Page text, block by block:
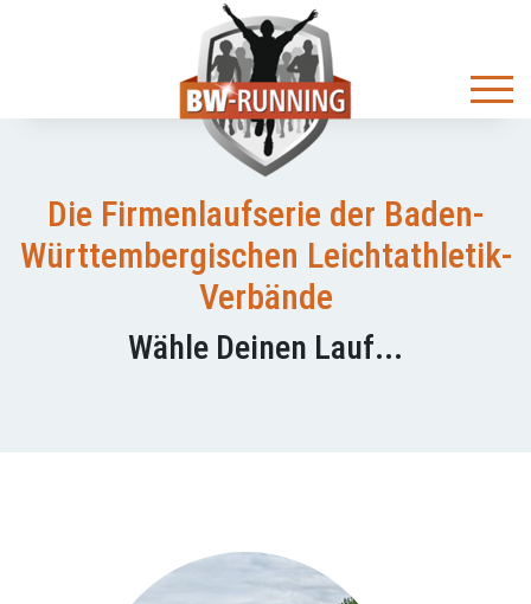
Die Firmenlaufserie der Baden-
Württembergischen Leichtathletik-
Verbände
Wähle Deinen Lauf...